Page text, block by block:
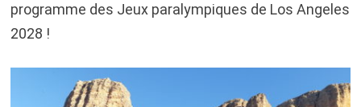
programme des Jeux paralympiques de Los Angeles
2028 !